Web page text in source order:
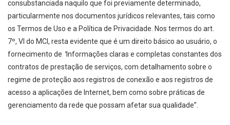
consubstanciada naquilo que foi previamente determinado,
particularmente nos documentos jurídicos relevantes, tais como
os Termos de Uso e a Política de Privacidade. Nos termos do art.
7º, VI do MCI, resta evidente que é um direito básico ao usuário, o
fornecimento de “informações claras e completas constantes dos
contratos de prestação de serviços, com detalhamento sobre o
regime de proteção aos registros de conexão e aos registros de
acesso a aplicações de Internet, bem como sobre práticas de
gerenciamento da rede que possam afetar sua qualidade”.